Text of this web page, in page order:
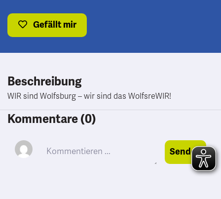
Gefällt mir
Beschreibung
WIR sind Wolfsburg – wir sind das WolfsreWIR!
Kommentare (0)
Senden